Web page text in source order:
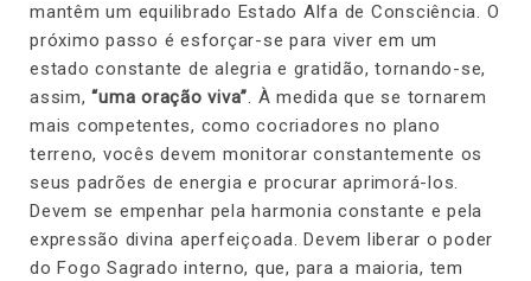
mantêm um equilibrado Estado Alfa de Consciência. O
próximo passo é esforçar-se para viver em um
estado constante de alegria e gratidão, tornando-se,
assim,“uma oração viva”. À medida que se tornarem
mais competentes, como cocriadores no plano
terreno, vocês devem monitorar constantemente os
seus padrões de energia e procurar aprimorá-los.
Devem se empenhar pela harmonia constante e pela
expressão divina aperfeiçoada. Devem liberar o poder
do Fogo Sagrado interno, que, para a maioria, tem